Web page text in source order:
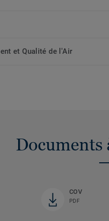
et Qualité de l'Air
Documents
COV
PDF